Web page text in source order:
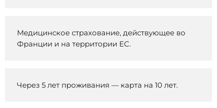
Медицинское страхование, действующее во
Франции и на территории ЕС.
Через 5 лет проживания — карта на 10 лет.